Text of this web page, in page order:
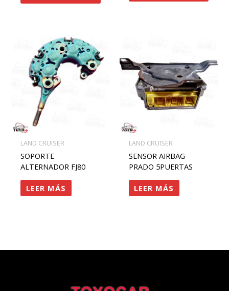
LAND CRUISER
SOPORTE
ALTERNADOR FJ80
LEER MÁS
LAND CRUISER
SENSOR AIRBAG
PRADO 5PUERTAS
LEER MÁS